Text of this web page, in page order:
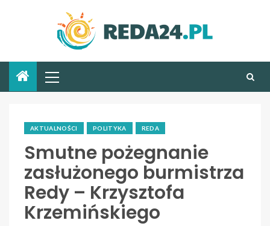
AKTUALNOŚCI POLITYKA REDA
Smutne pożegnanie
zasłużonego burmistrza
Redy – Krzysztofa
Krzemińskiego